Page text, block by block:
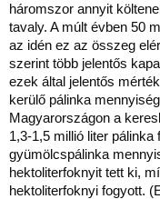
háromszor annyit
tavaly. A múlt évben 50
az idén ez az összeg
szerint több jelentős
ezek által jelentős
kerülő pálinka
Magyarországon a
1,3-1,5 millió liter
gyümölcspálinka
hektoliterfoknyit tett ki,
hektoliterfoknyi fogyott.